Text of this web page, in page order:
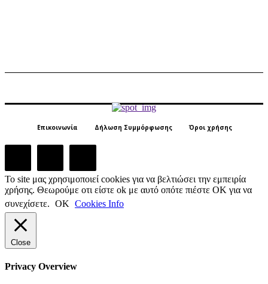
Επικοινωνία Δήλωση Συμμόρφωσης Όροι χρήσης
Το site μας χρησιμοποιεί cookies για να βελτιώσει την εμπειρία
χρήσης. Θεωρούμε οτι είστε ok με αυτό οπότε πιέστε ΟΚ για να
συνεχίσετε. ΟΚ Cookies Info
Close
Privacy Overview